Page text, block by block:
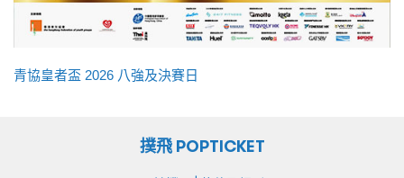
青協皇者盃 2026 八強及決賽日
撲飛 POPTICKET